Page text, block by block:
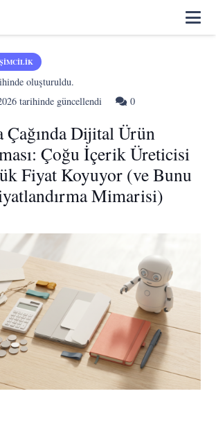
oluşturuldu.
tarihinde güncellendi 0
Çağında Dijital Ürün
Çoğu İçerik Üreticisi
Fiyat Koyuyor (ve Bunu
Mimarisi)